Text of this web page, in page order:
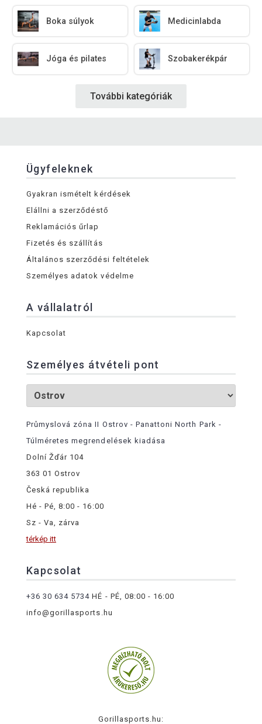
Boka súlyok Medicinlabda
Jóga és pilates Szobakerékpár
További kategóriák
Ügyfeleknek
Gyakran ismételt kérdések
Elállni a szerződéstő
Reklamációs űrlap
Fizetés és szállítás
Általános szerződési feltételek
Személyes adatok védelme
A vállalatról
Kapcsolat
Személyes átvételi pont
Průmyslová zóna II Ostrov - Panattoni North Park -
Túlméretes megrendelések kiadása
Dolní Žďár 104
363 01 Ostrov
Česká republika
Hé - Pé, 8:00 - 16:00
Sz - Va, zárva
térkép itt
Kapcsolat
+36 30 634 5734 HÉ - PÉ, 08:00 - 16:00
info@gorillasports.hu
Gorillasports.hu: